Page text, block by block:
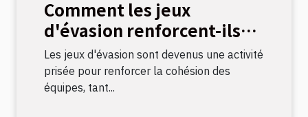
Comment les jeux
d'évasion renforcent-ils
les liens d'équipe ?
Les jeux d'évasion sont devenus une activité
prisée pour renforcer la cohésion des
équipes, tant...